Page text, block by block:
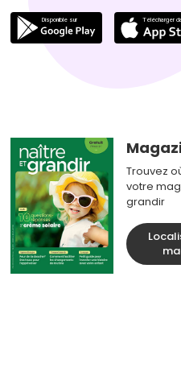
Trouvez
votre
grandir